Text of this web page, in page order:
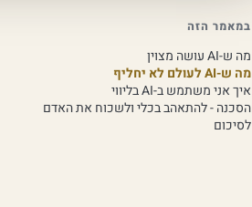
במאמר הזה
מה ש-AI עושה מצוין
מה ש-AI לעולם לא יחליף
איך אני משתמש ב-AI בליווי
הסכנה - להתאהב בכלי ולשכוח את האדם
לסיכום